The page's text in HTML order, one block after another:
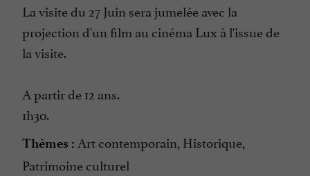
La visite du 27 Juin sera jumelée avec la
projection d'un film au cinéma Lux à l'issue de
la visite.
A partir de 12 ans.
1h30.
Thèmes : Art contemporain, Historique,
Patrimoine culturel